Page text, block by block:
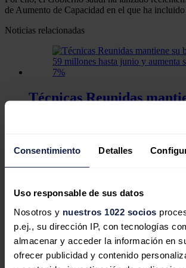
Consentimiento Detalles
Uso responsable de sus datos
Nosotros y nuestros 1022 socios
p.ej., su dirección IP, con tecnologías
almacenar y acceder la información en
ofrecer publicidad y contenido
de Aumento de Capacidad en el que ha
Noticias relacionadas
Técnicas Reunidas
beneficio en 59 millones
Redacción30/07/2026
El ciclo combinado que
Reunidas construirá en
570 millones